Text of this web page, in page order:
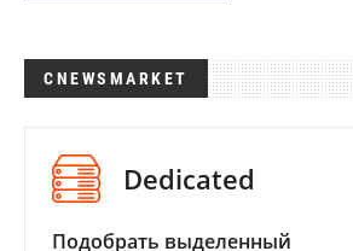
CNEWSMARKET
Dedicated
Подобрать выделенный